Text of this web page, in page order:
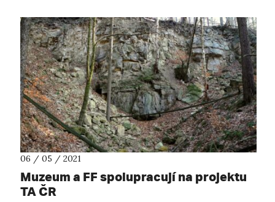
06 / 05 / 2021
Muzeum a FF spolupracují na projektu
TA ČR